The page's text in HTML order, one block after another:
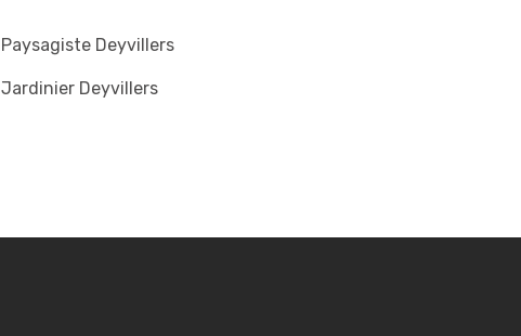
Paysagiste Deyvillers
Jardinier Deyvillers